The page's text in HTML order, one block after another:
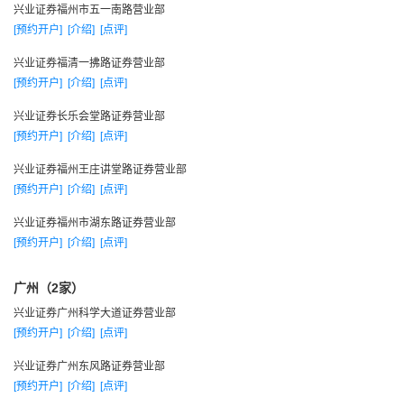
1991年，第一批加入中国证券业协会，并当选理事单位。
一九九二年
交易所提出会员申请并获批，成为首批13家异地会员之一。
1992年10月，福州开始实施股票异地交易系统，克服了大
量的手工操作的问题，业务发展进入质的飞跃。
1992年，实现利润200多万元，同年加入深圳证券交易所。
一九九三年
1993年，福建省成为中国股份制改革试点省份，兴业证券
1993年，共主承销福建省5家上市公司中的3家新股（福建
水泥、福建东百和闽东电机）发行，并推荐上市，是投资业务
福建省内的行业龙头地位。
兴业证券福州市五一南路营业部
[预约开户] [介绍] [点评]
兴业证券福清一拂路证券营业部
[预约开户] [介绍] [点评]
兴业证券长乐会堂路证券营业部
[预约开户] [介绍] [点评]
兴业证券福州王庄讲堂路证券营业部
[预约开户] [介绍] [点评]
兴业证券福州市湖东路证券营业部
[预约开户] [介绍] [点评]
广州（2家）
兴业证券广州科学大道证券营业部
[预约开户] [介绍] [点评]
兴业证券广州东风路证券营业部
[预约开户] [介绍] [点评]